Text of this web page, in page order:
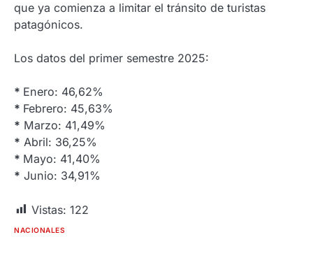
que ya comienza a limitar el tránsito de turistas
patagónicos.
Los datos del primer semestre 2025:
* Enero: 46,62%
* Febrero: 45,63%
* Marzo: 41,49%
* Abril: 36,25%
* Mayo: 41,40%
* Junio: 34,91%
Vistas: 122
NACIONALES